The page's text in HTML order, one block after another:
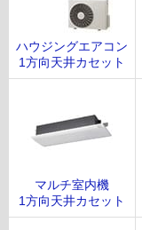
ハウジングエアコン
1方向天井カセット
マルチ室内機
1方向天井カセット